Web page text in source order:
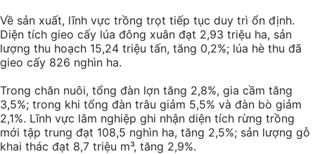
Về sản xuất, lĩnh vực trồng trọt tiếp tục duy trì ổn định.
Diện tích gieo cấy lúa đông xuân đạt 2,93 triệu ha, sản
lượng thu hoạch 15,24 triệu tấn, tăng 0,2%; lúa hè thu đã
gieo cấy 826 nghìn ha.
Trong chăn nuôi, tổng đàn lợn tăng 2,8%, gia cầm tăng
3,5%; trong khi tổng đàn trâu giảm 5,5% và đàn bò giảm
2,1%. Lĩnh vực lâm nghiệp ghi nhận diện tích rừng trồng
mới tập trung đạt 108,5 nghìn ha, tăng 2,5%; sản lượng gỗ
khai thác đạt 8,7 triệu m³, tăng 2,9%.